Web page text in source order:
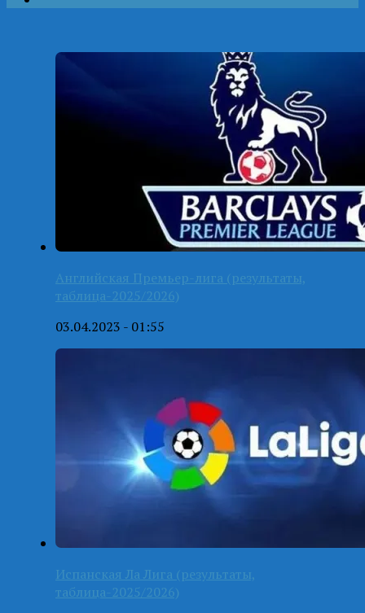
Английская Премьер-лига (результаты,
таблица-2025/2026)
03.04.2023 - 01:55
Испанская Ла Лига (результаты,
таблица-2025/2026)